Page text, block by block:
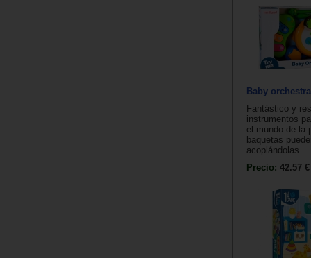
Baby orchestra
Fantástico y
instrumentos
el mundo de la
baquetas
acoplándolas...
Precio: 42.57 €